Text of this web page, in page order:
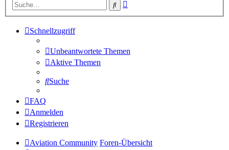
Suche
Schnellzugriff
Unbeantwortete Themen
Aktive Themen
Suche
FAQ
Anmelden
Registrieren
Aviation Community Foren-Übersicht